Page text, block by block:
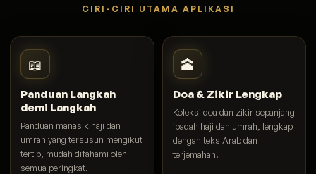
CIRI-CIRI UTAMA APLIKASI
📖
Panduan Langkah
demi Langkah
Panduan manasik haji dan
umrah yang tersusun mengikut
tertib, mudah difahami oleh
semua peringkat.
🕋
Doa & Zikir Lengkap
Koleksi doa dan zikir sepanjang
ibadah haji dan umrah, lengkap
dengan teks Arab dan
terjemahan.